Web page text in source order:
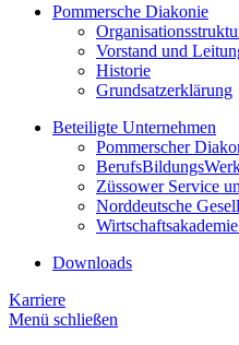
Pommersche Diakonie
Vorstand und
Historie
Grundsatzerklärung
Beteiligte Unternehmen
Pommerscher
Züssower Service
Norddeutsche
Downloads
Karriere
Menü schließen